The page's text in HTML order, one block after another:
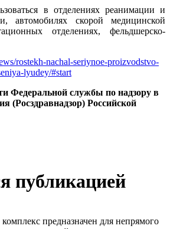
в отделениях реанимации и
автомобилях скорой медицинской
отделениях, фельдшерско-
rostekh-nachal-seriynoe-proizvodstvo-
lyudey/#start
Федеральной службы по надзору в
(Росздравнадзор) Российской
публикацией
предназначен для непрямого